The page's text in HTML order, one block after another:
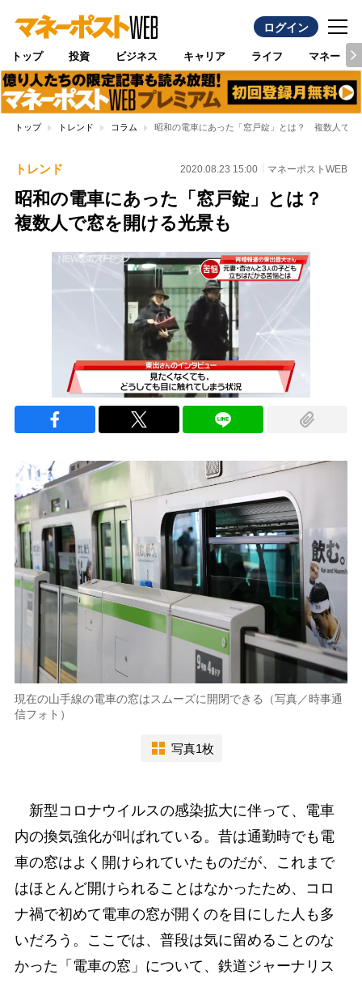
ログイン
トップ 投資 ビジネス キャリア ライフ マネー
トップ トレンド コラム 昭和の電車にあった「窓戸錠」とは？ 複数人で窓
トレンド 2020.08.23 15:00 マネーポストWEB
昭和の電車にあった「窓戸錠」とは？
複数人で窓を開ける光景も
現在の山手線の電車の窓はスムーズに開閉できる（写真／時事通
信フォト）
写真1枚
新型コロナウイルスの感染拡大に伴って、電車
内の換気強化が叫ばれている。昔は通勤時でも電
車の窓はよく開けられていたものだが、これまで
はほとんど開けられることはなかったため、コロ
ナ禍で初めて電車の窓が開くのを目にした人も多
いだろう。ここでは、普段は気に留めることのな
かった「電車の窓」について、鉄道ジャーナリス